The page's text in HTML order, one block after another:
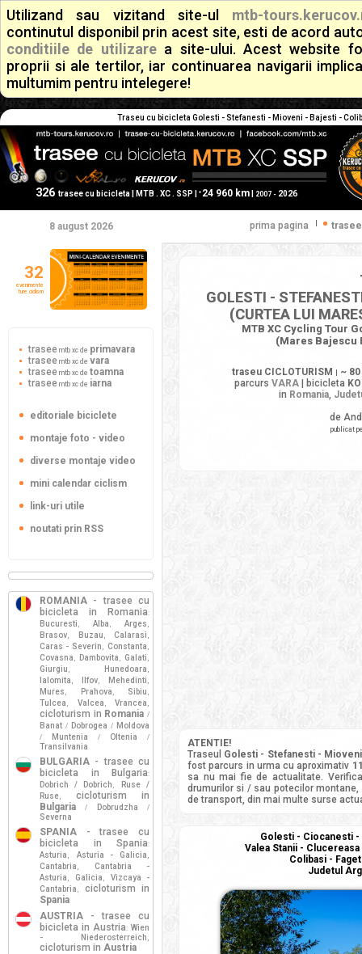
Utilizand sau vizitand site-ul mtb-
continutul disponibil prin acest site, esti de acord
conditiile de utilizarea site-ului. Acest website
proprii si ale tertilor, iar continuarea navigarii
multumim pentru intelegere!
Traseu cu bicicleta Golesti - Stefanesti - Mioveni - Bajesti -
326 trasee cu bicicleta | MTB . XC . SSP | + 24 960 km| 2007 - 2026
8 august 2026 prima pagina
GOLESTI -
(CURTEA LUI
MTB XC Cycling Tour
(Mares Bajescu
traseu CICLOTURISM
~
parcurs VARA | bicicleta
in Romania,
de
publicat
ATENTIE!
Traseul Golesti - Stefanesti -
fost parcurs in urma cu aproximativ
sa nu mai fie de actualitate.
drumurilor si / sau potecilor
de transport, din mai multe surse
Golesti - Ciocanesti
Valea Stanii -
Colibasi -
Judetul
32
evenimente
ture ciclism
trasee mtb xc de primavara
trasee mtb xc de vara
trasee mtb xc de toamna
trasee mtb xc de iarna
editoriale biciclete
montaje foto - video
diverse montaje video
mini calendar ciclism
link-uri utile
noutati prin RSS
ROMANIA - trasee cu
bicicleta in Romania:
Bucuresti , Alba , Arges ,
Brasov, Buzau , Calarasi ,
Caras - Severin , Constanta ,
Covasna , Dambovita , Galati ,
Giurgiu , Hunedoara ,
Ialomita , Ilfov, Mehedinti ,
Mures , Prahova , Sibiu ,
Tulcea , Valcea , Vrancea ,
cicloturism in Romania /
Banat / Dobrogea / Moldova
/ Muntenia / Oltenia /
Transilvania
BULGARIA - trasee cu
bicicleta in Bulgaria:
Dobrich / Dobrich ,
Ruse /
Ruse,
cicloturism in
Bulgaria
/ Dobrudzha /
Severna
SPANIA - trasee cu
bicicleta in Spania:
Asturia , Asturia - Galicia ,
Cantabria ,
Cantabria -
Asturia , Galicia ,
Vizcaya -
Cantabria ,
cicloturism in
Spania
AUSTRIA - trasee cu
bicicleta in Austria: Wien
- Niederosterreich ,
cicloturism in Austria